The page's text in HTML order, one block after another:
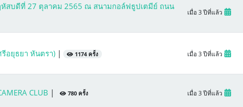
หัสบดีที่ 27 ตุลาคม 2565 ณ สนามกอล์ฟธูปเตมีย์ ถนน
เมื่อ 3 ปีที่แล้ว
อยุธยา หันตรา) | 1174 ครั้ง เมื่อ 3 ปีที่แล้ว
CLUB | 780 ครั้ง เมื่อ 3 ปีที่แล้ว